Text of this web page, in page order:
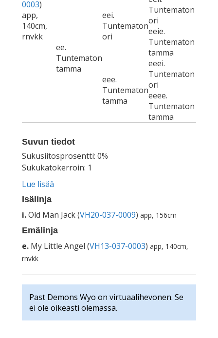
0003)
app,
140cm,
rnvkk
ee.
Tuntematon
tamma
eei.
Tuntematon
ori
Tuntematon
ori
eeie.
Tuntematon
tamma
eee.
Tuntematon
tamma
eeei.
Tuntematon
ori
eeee.
Tuntematon
tamma
Suvun tiedot
Sukusiitosprosentti: 0%
Sukukatokerroin: 1
Lue lisää
Isälinja
i.Old Man Jack (VH20-037-0009) app, 156cm
Emälinja
e. My Little Angel (VH13-037-0003) app, 140cm,
rnvkk
Past Demons Wyo on virtuaalihevonen. Se
ei ole oikeasti olemassa.